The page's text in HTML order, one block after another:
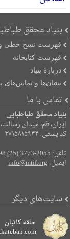
بنیاد محقق
فهرست نسخ خطی و
فهرست کتابخانه
دربارۀ بنیاد
نشان‌ها و تماس‌های
تماس با ما
بنیاد محقق طباطبایی
ایران، قم، میدان رسالت،
کد پستی: ۳۷۱۵۸۱۵۹۳۴
تلفن:(25) 3773-2055
ایمیل:info@mtif.org
سایت‌های دیگر
حلقه کاتبان